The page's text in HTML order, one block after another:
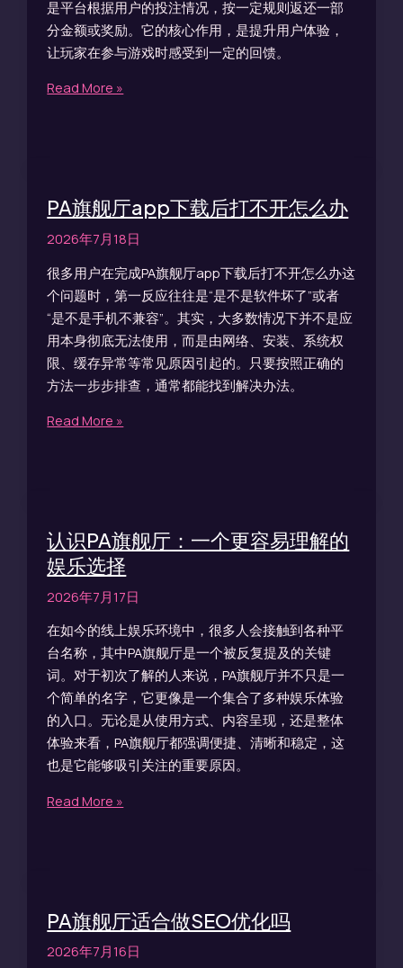
是平台根据用户的投注情况，按一定规则返还一部
分金额或奖励。它的核心作用，是提升用户体验，
让玩家在参与游戏时感受到一定的回馈。
Read More »
PA旗舰厅app下载后打不开怎么办
2026年7月18日
很多用户在完成PA旗舰厅app下载后打不开怎么办这
个问题时，第一反应往往是“是不是软件坏了”或者
“是不是手机不兼容”。其实，大多数情况下并不是应
用本身彻底无法使用，而是由网络、安装、系统权
限、缓存异常等常见原因引起的。只要按照正确的
方法一步步排查，通常都能找到解决办法。
Read More »
认识PA旗舰厅：一个更容易理解的
娱乐选择
2026年7月17日
在如今的线上娱乐环境中，很多人会接触到各种平
台名称，其中PA旗舰厅是一个被反复提及的关键
词。对于初次了解的人来说，PA旗舰厅并不只是一
个简单的名字，它更像是一个集合了多种娱乐体验
的入口。无论是从使用方式、内容呈现，还是整体
体验来看，PA旗舰厅都强调便捷、清晰和稳定，这
也是它能够吸引关注的重要原因。
Read More »
PA旗舰厅适合做SEO优化吗
2026年7月16日